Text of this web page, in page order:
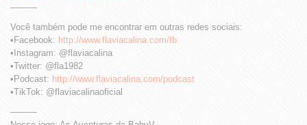
———
Você também pode me encontrar em outras redes sociais:
•Facebook: http://www.flaviacalina.com/fb
•Instagram: @flaviacalina
•Twitter: @fla1982
•Podcast: http://www.flaviacalina.com/podcast
•TikTok: @flaviacalinaoficial
———